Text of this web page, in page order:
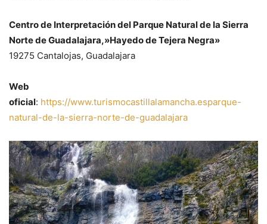
Centro de Interpretación del Parque Natural de la Sierra
Norte de Guadalajara,»Hayedo de Tejera Negra»
19275 Cantalojas, Guadalajara
Web
oficial: https://www.turismocastillalamancha.esparque-
natural-de-la-sierra-norte-de-guadalajara